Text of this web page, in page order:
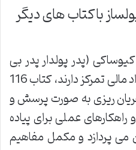
سوال پولساز با کتاب های دیگر
(پدر پولدار پدر بی
پول) بر مفاهیم بنیادین سواد مالی تمرکز دارند، کتاب 116
ریزی به صورت پرسش و
راهکارهای عملی برای پیاده
می پردازد و مکمل مفاهیم